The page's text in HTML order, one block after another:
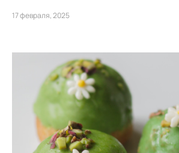
17 февраля, 2025